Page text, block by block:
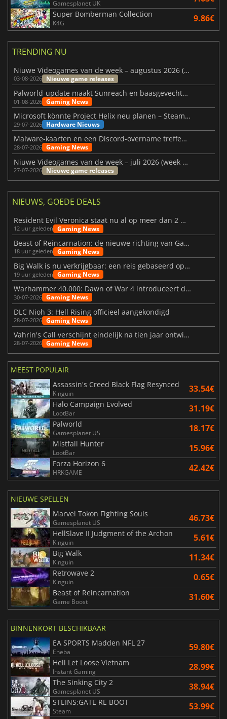
Gamesplanet UK
Super Bomberman Collection
K4G 9.86€
TRENDING NU
Niuwe Videogames van de week – augustus 2026 (week 32)
03-08-2026 Nieuwe game releases
Palworld-update maakt Sunreach en baasgevechten stabieler
01-08-2026 Gaming News
Microsoft könnte Project Helix neu planen – Steam-Support wackelt
29-07-2026 Hardware Nieuws
Malware-kaarten en een Discord-overname treffen Meccha Chameleon
28-07-2026 Gaming News
Niuwe Videogames van de week – juli 2026 (week 31)
27-07-2026 Nieuwe game releases
NIEUWS, GOEDE DEALS
Resident Evil Veronica staat nu al op meer dan 2 miljoen verlanglijstjes
12 uur geleden Gaming News
Beast of Reincarnation: de nieuwe richting van Game Freak
18 uur geleden Gaming News
Big Walk is nu verkrijgbaar: een reis gebaseerd op vriendschap
19 uur geleden Gaming News
Warhammer 40.000: Dawn of War 4 introduceert de Necron-factie
30-07-2026 Gaming News
DLC Nioh 3: Hell Rising officieel aangekondigd
28-07-2026 Gaming News
Vahrin's Call verschijnt eindelijk na tien jaar ontwikkeling
28-07-2026 Gaming News
MEEST POPULAIR
Assassin's Creed Black Flag Resynced
Kinguin 33.54€
Halo Campaign Evolved
LootBar 31.19€
Palworld
Gamesplanet US 18.17€
Mistfall Hunter
LootBar 15.96€
Forza Horizon 6
HRKGAME 42.42€
NIEUWE SPELLEN
Marvel Tokon Fighting Souls
Gamesplanet US 46.73€
HellSlave II Judgment of the Archon
Kinguin 5.61€
Big Walk
Kinguin 11.34€
Retrowave 2
Kinguin 0.65€
Beast of Reincarnation
Game Boost 31.60€
BINNENKORT BESCHIKBAAR
EA SPORTS Madden NFL 27
Eneba 59.80€
Hell Let Loose Vietnam
Instant Gaming 28.99€
The Sinking City 2
Gamesplanet US 38.94€
STEINS;GATE RE BOOT
Steam 53.99€